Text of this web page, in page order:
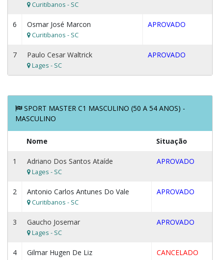
Curitibanos - SC
6 Osmar José Marcon
Curitibanos - SC
APROVADO
7 Paulo Cesar Waltrick
Lages - SC
APROVADO
SPORT MASTER C1 MASCULINO (50 A 54 ANOS) -
MASCULINO
Nome Situação
1 Adriano Dos Santos Ataíde
Lages - SC
APROVADO
2 Antonio Carlos Antunes Do Vale
Curitibanos - SC
APROVADO
3 Gaucho Josemar
Lages - SC
APROVADO
4 Gilmar Hugen De Liz CANCELADO